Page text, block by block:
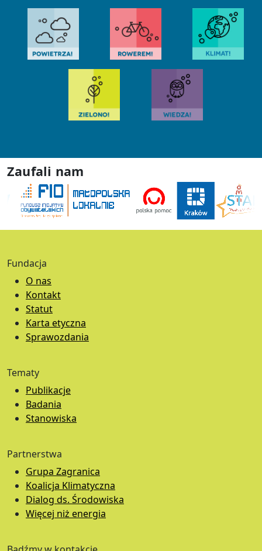
Zaufali nam
Fundacja
O nas
Kontakt
Statut
Karta etyczna
Sprawozdania
Tematy
Publikacje
Badania
Stanowiska
Partnerstwa
Grupa Zagranica
Koalicja Klimatyczna
Dialog ds. Środowiska
Więcej niż energia